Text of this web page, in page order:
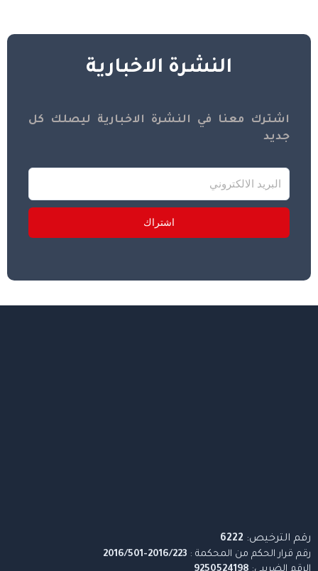
النشرة الاخبارية
اشترك معنا في النشرة الاخبارية ليصلك كل
جديد
اشتراك
رقم الترخيص: 6222
رقم قرار الحكم من المحكمة : 2016/223-2016/501